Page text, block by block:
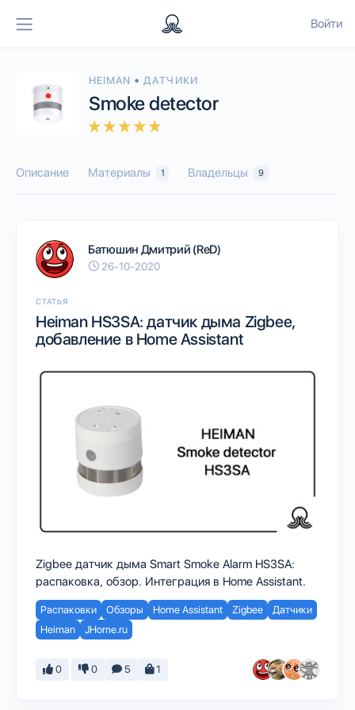
Войти
HEIMAN • ДАТЧИКИ
Smoke detector
Описание Материалы 1 Владельцы 9
Батюшин Дмитрий (ReD)
26-10-2020
СТАТЬЯ
Heiman HS3SA: датчик дыма Zigbee,
добавление в Home Assistant
Zigbee датчик дыма Smart Smoke Alarm HS3SA:
распаковка, обзор. Интеграция в Home Assistant.
Распаковки Обзоры Home Assistant Zigbee
Датчики
Heiman
JHome.ru
0 0 5 1